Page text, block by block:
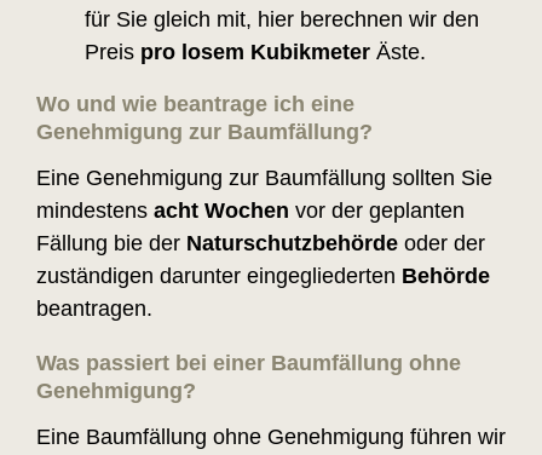
für Sie gleich mit, hier berechnen wir den
Preis pro losem Kubikmeter Äste.
Wo und wie beantrage ich eine
Genehmigung zur Baumfällung?
Eine Genehmigung zur Baumfällung sollten Sie
mindestens acht Wochen vor der geplanten
Fällung bie der Naturschutzbehörde oder der
zuständigen darunter eingegliederten Behörde
beantragen.
Was passiert bei einer Baumfällung ohne
Genehmigung?
Eine Baumfällung ohne Genehmigung führen wir